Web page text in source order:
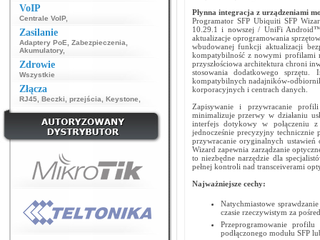
VoIP
Centrale VoIP,
Zasilanie
Adaptery PoE Zabezpieczenia
Akumulatory,
Zdrowie
Wszystkie
Złącza
RJ45 Beczki, przejścia Keystone
Płynna integracja z urządzeniami
Programator SFP Ubiquiti SFP
10.29.1 i nowszej / UniFi
aktualizacje oprogramowania
wbudowanej funkcji aktualizacji
kompatybilność z nowymi profilami
przyszłościowa architektura chroni
stosowania dodatkowego
kompatybilnych nadajników-
korporacyjnych i centrach danych.
Zapisywanie i przywracanie
minimalizuje przerwy w działaniu
interfejs dotykowy w połączeniu
jednocześnie precyzyjny technicznie
przywracanie oryginalnych ustawień
Wizard zapewnia zarządzanie
to niezbędne narzędzie dla
pełnej kontroli nad transceiverami
Najważniejsze cechy:
Natychmiastowe
czasie rzeczywistym za
Przeprogramowanie
podłączonego modułu SFP